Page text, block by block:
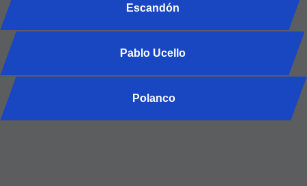
Escandón
Pablo Ucello
Polanco